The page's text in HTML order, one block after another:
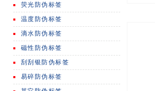
荧光防伪标签
温度防伪标签
滴水防伪标签
磁性防伪标签
刮刮银防伪标签
易碎防伪标签